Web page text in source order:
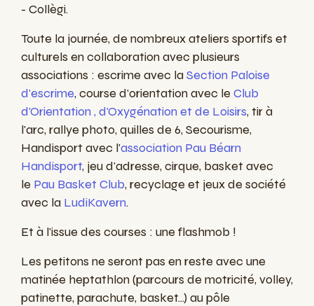
- Collègi.
Toute la journée, de nombreux ateliers sportifs et
culturels en collaboration avec plusieurs
associations : escrime avec laSection Paloise
d'escrime, course d'orientation avec le Club
d'Orientation , d'Oxygénation et de Loisirs, tir à
l'arc, rallye photo, quilles de 6, Secourisme,
Handisport avec l'association Pau Béarn
Handisport, jeu d'adresse, cirque, basket avec
le Pau Basket Club, recyclage et jeux de société
avec la LudiKavern.
Et à l'issue des courses : une flashmob !
Les petitons ne seront pas en reste avec une
matinée heptathlon (parcours de motricité, volley,
patinette, parachute, basket...) au pôle